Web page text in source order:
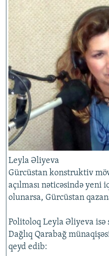
Leyla Əliyeva
Gürcüstan konstruktiv
açılması nəticəsində yeni
olunarsa, Gürcüstan
Politoloq Leyla Əliyeva isə
Dağlıq Qarabağ
qeyd edib: